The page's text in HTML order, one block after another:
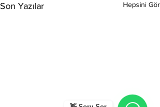
Son Yazılar Hepsini Gör